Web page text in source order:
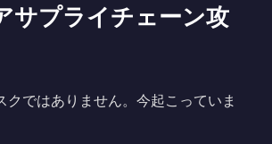
サプライチェーン攻
クではありません。今起こっていま